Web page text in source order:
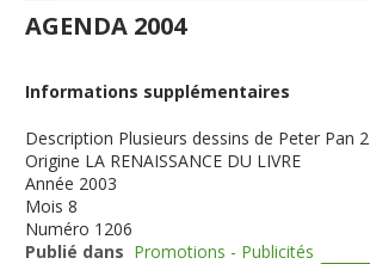
AGENDA 2004
Informations supplémentaires
Description Plusieurs dessins de Peter Pan 2
Origine LA RENAISSANCE DU LIVRE
Année 2003
Mois 8
Numéro 1206
Publié dans Promotions - Publicités